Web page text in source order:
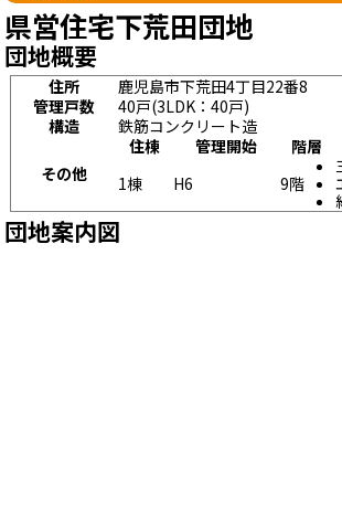
県営住宅下荒田団地
団地概要
住所
鹿児島市下荒田4丁目22番8
管理戸数
40戸(3LDK：40戸)
構造
鉄筋コンクリート造
その他
住棟 管理開始 階層
1棟
H6 9階
団地案内図